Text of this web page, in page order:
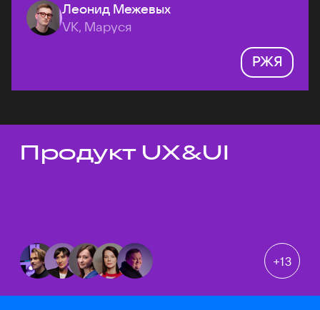
Леонид Межевых
VK, Маруся
РЖЯ
Темы докладов
Продукт UX&UI
+13